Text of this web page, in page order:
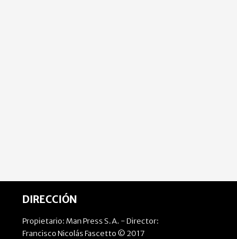
DIRECCIÓN
Propietario: Man Press S.A. - Director:
Francisco Nicolás Fascetto © 2017